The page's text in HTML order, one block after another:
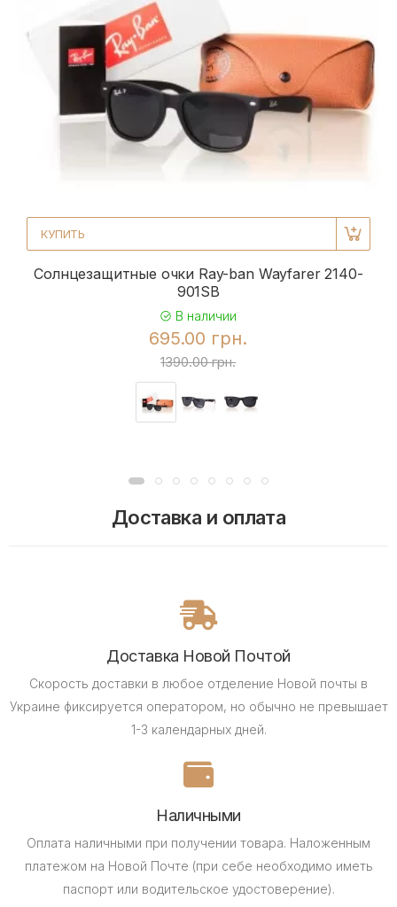
КУПИТЬ
Солнцезащитные очки Ray-ban Wayfarer 2140-
901SB
В наличии
695.00 грн.
1390.00 грн.
Доставка и оплата
Доставка Новой Почтой
Скорость доставки в любое отделение Новой почты в
Украине фиксируется оператором, но обычно не превышает
1-3 календарных дней.
Наличными
Оплата наличными при получении товара. Наложенным
платежом на Новой Почте (при себе необходимо иметь
паспорт или водительское удостоверение).